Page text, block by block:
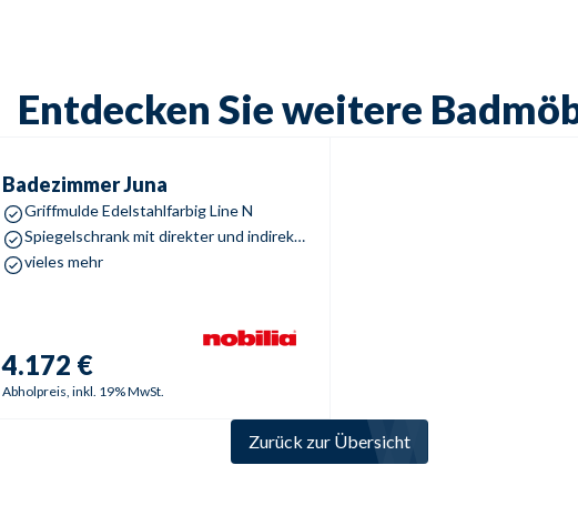
Entdecken Sie weitere
BadezimmerJuna
Griffmulde Edelstahlfarbig Line N
Spiegelschrank mit direkter und indirekter Beleuchtung
vieles mehr
4.172 €
Abholpreis, inkl. 19% MwSt.
Zurück zur Übersicht